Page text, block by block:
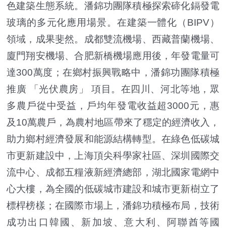
色建築生態系統。潘錦功團隊積極探索碲化鎘發電
玻璃的多元化應用場景。在建築一體化（BIPV）
領域，成果斐然。成都雙流機場、西藏普蘭機場、
廈門翔安機場、合肥新橋機場應用後，年發電量可
達300萬度；在鄉村振興戰略中，潘錦功團隊積極
推廣 「光伏農房」 項目。在四川、河北等地，眾
多農戶從中受益，戶均年發電收益超3000元，惠
及10萬農戶，為農村地區帶來了穩定的經濟收入，
助力鄉村經濟發展和能源結構轉型。在綠色低碳城
市更新建設中，上海頂尖科學家社區、深圳國際交
流中心、成都五糧液新經濟總部，湖北國家電網中
心大樓，為全國的低碳城市建設和城市更新樹立了
標桿榜樣；在國際市場上，潘錦功積極布局，技術
成功出口韓國、新加坡、意大利、阿聯酋等國